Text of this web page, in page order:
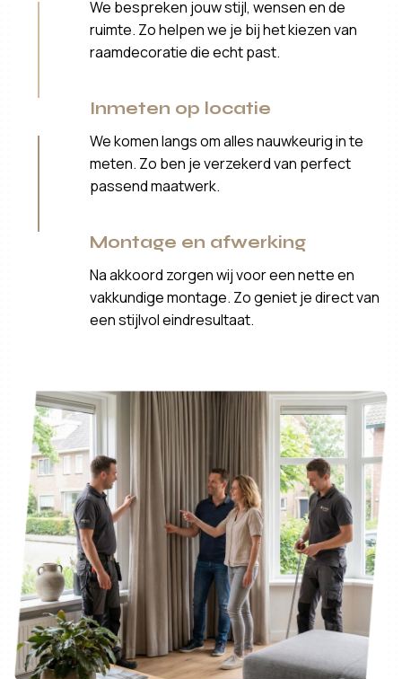
We bespreken jouw stijl, wensen en de
ruimte. Zo helpen we je bij het kiezen van
raamdecoratie die echt past.
Inmeten op locatie
We komen langs om alles nauwkeurig in te
meten. Zo ben je verzekerd van perfect
passend maatwerk.
Montage en afwerking
Na akkoord zorgen wij voor een nette en
vakkundige montage. Zo geniet je direct van
een stijlvol eindresultaat.